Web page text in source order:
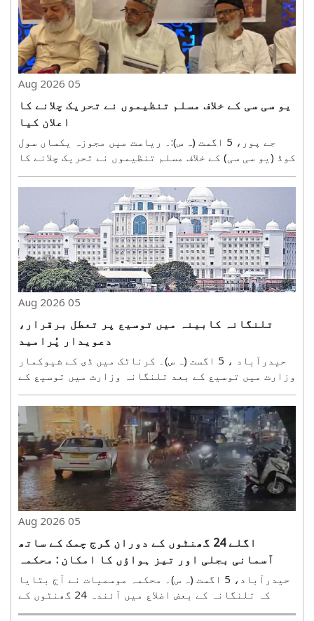
05 Aug 2026
یو سی سی کے خلاف مسلم تنظیموں نے تحریک چلانے کا
اعلان کیا
جے پور، 5 اگست (ہ س):۔ ریاست میں مجوزہ یکساں سول
کوڈ (یو سی سی) کے خلاف مسلم تنظیموں نے تحریک چلانے کا
نے بدھ کو مشترکہ بیان میں کہا کہ یو سی سی آئین،
پرسنل لا اور بنیادی حقوق سے متعلق نہایت ..
05 Aug 2026
تلنگانہ کابینہ میں توسیع پر تعطل برقرار،
دعویدار پُرامید
حیدرآباد ، 5 اگست (ہ س)۔ کرناٹک میں ڈی کے شیوکمار
وزارت میں توسیع کے بعد تلنگانہ وزارت میں توسیع کے
کی سطح پر اگرچہ اِس بارے میں وزارت کے دعویداروں کو
کوئی واضح یقین دہانی نہیں کرائی گئ ہے تاہم ..
05 Aug 2026
اگلے 24 گھنٹوں کے دوران گرج چمک کے ساتھ
آسمانی بجلی اور تیز ہواؤں کا امکان : محکمہ
موسمیات
حیدرآباد، 5 اگست (ہ س)۔ محکمہ موسمیات نے آج بتایا
کہ تلنگانہ کے بعض اضلاع میں آئندہ 24 گھنٹوں کے